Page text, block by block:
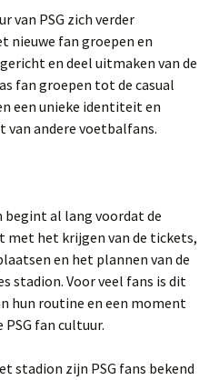
van PSG zich verder
nieuwe fan groepen en
en deel uitmaken van de
fan groepen tot de casual
een unieke identiteit en
van andere voetbalfans.
begint al lang voordat de
het krijgen van de tickets,
en het plannen van de
stadion. Voor veel fans is dit
hun routine en een moment
fan cultuur.
stadion zijn PSG fans bekend